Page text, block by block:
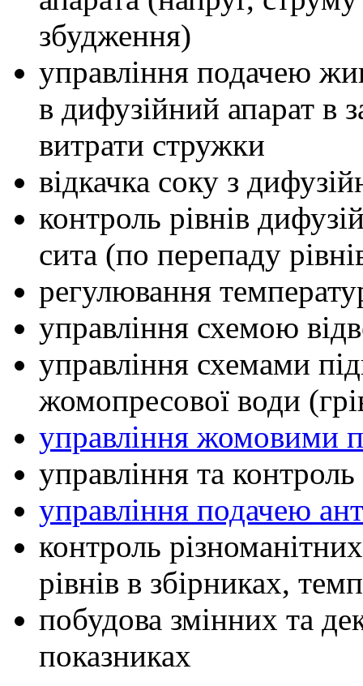
збудження)
управління подачею
в дифузійний апарат в
витрати стружки
відкачка соку з
контроль рівнів
сита (по перепаду
регулювання
управління схемою
управління схемами
жомопресової води
управління жомовими
управління та
управління подачею
контроль
рівнів в збірниках,
побудова змінних та
показниках